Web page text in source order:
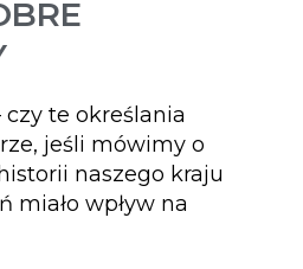
czy te określania
jeśli mówimy o
naszego kraju
miało wpływ na